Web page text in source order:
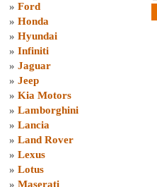
» Ford
» Honda
» Hyundai
» Infiniti
» Jaguar
» Jeep
» Kia Motors
» Lamborghini
» Lancia
» Land Rover
» Lexus
» Lotus
» Maserati